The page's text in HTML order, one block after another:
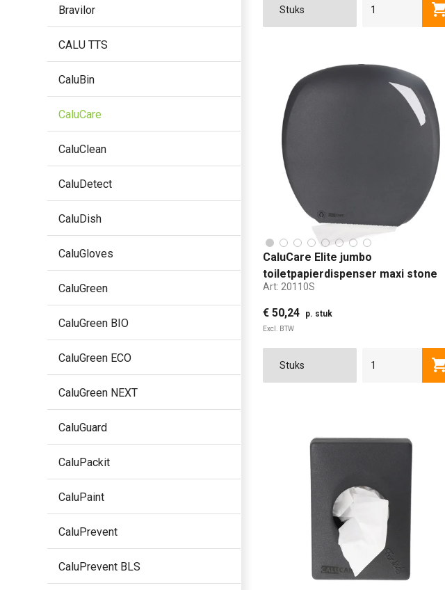
Bravilor
CALU TTS
CaluBin
CaluCare
CaluClean
CaluDetect
CaluDish
CaluGloves
CaluGreen
CaluGreen BIO
CaluGreen ECO
CaluGreen NEXT
CaluGuard
CaluPackit
CaluPaint
CaluPrevent
CaluPrevent BLS
CaluCare Elite jumbo
toiletpapierdispenser maxi stone
Art: 20110S
€ 50,24 p. stuk
Excl. BTW